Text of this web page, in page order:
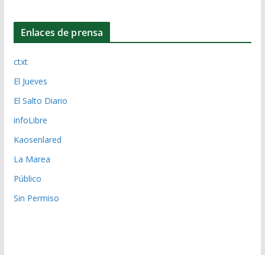
Enlaces de prensa
ctxt
El Jueves
El Salto Diario
infoLibre
Kaosenlared
La Marea
Público
Sin Permiso